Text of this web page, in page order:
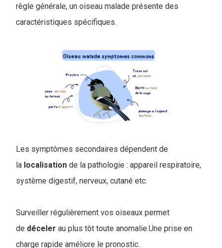
règle générale, un oiseau malade présente des
caractéristiques spécifiques.
Les symptômes secondaires dépendent de
la localisation de la pathologie : appareil respiratoire,
système digestif, nerveux, cutané etc.
Surveiller régulièrement vos oiseaux permet
de déceler au plus tôt toute anomalie.Une prise en
charge rapide améliore le pronostic.